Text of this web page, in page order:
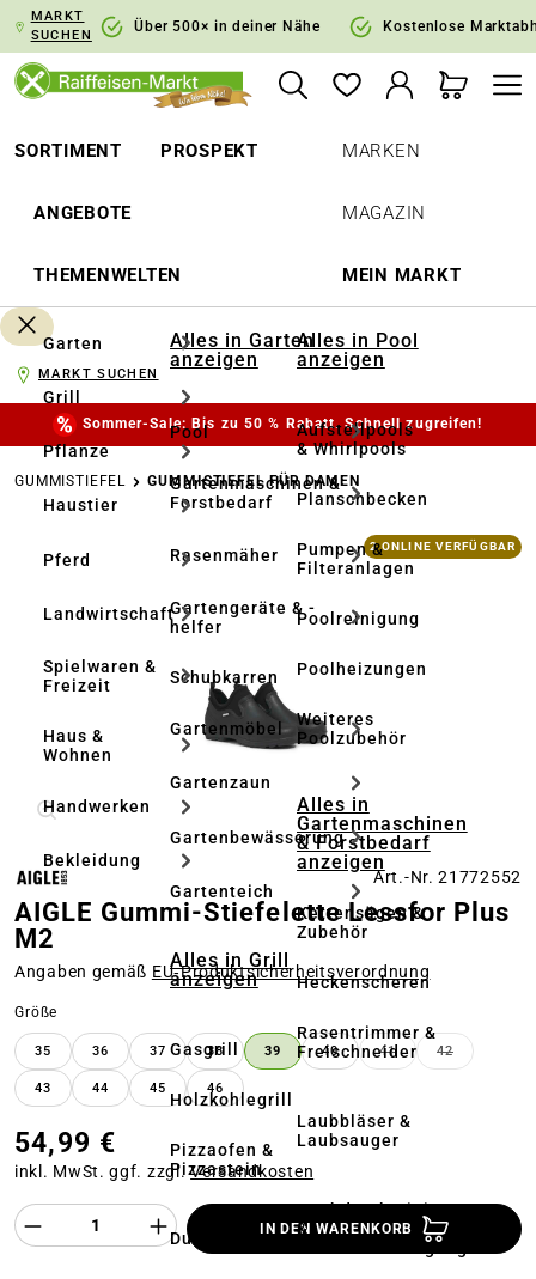
Zur Hauptnavigation springen
MARKT
SUCHEN
Über 500× in deiner Nähe Kostenlose
SORTIMENT PROSPEKT
ANGEBOTE
THEMENWELTEN
MARKEN
MAGAZIN
MEIN MARKT
Garten
Grill
Pflanze
Haustier
Pferd
Landwirtschaft
Spielwaren &
Freizeit
Haus &
Wohnen
Handwerken
Bekleidung
Alles in Garten
anzeigen
Pool
Gartenmaschinen &
Forstbedarf
Rasenmäher
Gartengeräte & -
helfer
Schubkarren
Gartenmöbel
Gartenzaun
Gartenbewässerung
Gartenteich
Alles in Grill
anzeigen
Gasgrill
Holzkohlegrill
Pizzaofen &
Pizzastein
Dutch Oven
Alles in Pool
anzeigen
Aufstellpools
& Whirlpools
Planschbecken
Pumpen &
Filteranlagen
Poolreinigung
Poolheizungen
Weiteres
Poolzubehör
Alles in
Gartenmaschinen
& Forstbedarf
anzeigen
Kettensägen &
Zubehör
Heckenscheren
Rasentrimmer &
Freischneider
Laubbläser &
Laubsauger
Hochdruckreiniger
&
Terrassenreinigung
MARKT SUCHEN
Sommer-Sale: Bis zu 50 % Rabatt. Schnell zugreifen!
GUMMISTIEFEL GUMMISTIEFEL FÜR DAMEN
Bildergalerie überspringen 2 ONLINE VERFÜGBAR
Art.-Nr. 21772552
AIGLE Gummi-Stiefelette Lessfor Plus
M2
Angaben gemäß EU‑Produktsicherheitsverordnung
Größe
35 36 37 38 39 40 41(DIESE OPTION IST
42(DIESE
43 44 45 46
54,99 €
inkl. MwSt. ggf. zzgl.Versandkosten
Produkt Anzahl des Produktes
IN DEN WARENKORB